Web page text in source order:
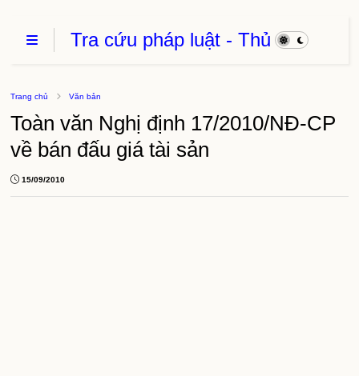
Tra cứu pháp luật - Thủ
thuật phần mềm
Trang chủ Văn bản
Toàn văn Nghị định 17/2010/NĐ-CP
về bán đấu giá tài sản
15/09/2010